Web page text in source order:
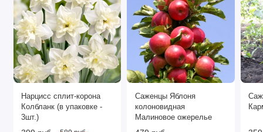
Нарцисс сплит-корона
Колбланк (в упаковке -
3шт.)
Саженцы Яблоня
колоновидная
Малиновое ожерелье